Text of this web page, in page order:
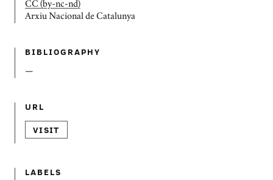
CC (by-nc-nd)
Arxiu Nacional de Catalunya
BIBLIOGRAPHY
—
URL
VISIT
LABELS